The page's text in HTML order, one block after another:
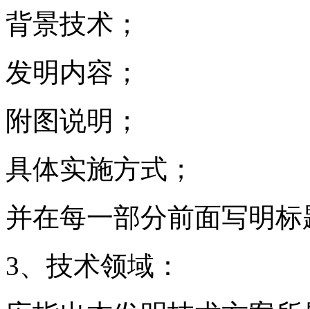
背景技术；
发明内容；
附图说明；
具体实施方式；
并在每一部分前面写明标
3、技术领域：